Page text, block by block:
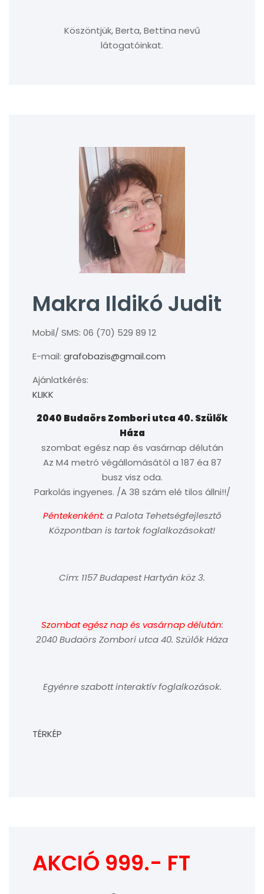
Köszöntjük, Berta, Bettina nevű
látogatóinkat.
Makra Ildikó Judit
Mobil/ SMS: 06 (70) 529 89 12
E-mail: grafobazis@gmail.com
Ajánlatkérés:
KLIKK
2040 Budaörs Zombori utca 40. Szülők
Háza
szombat egész nap és vasárnap délután
Az M4 metró végállomásától a 187 éa 87
busz visz oda.
Parkolás ingyenes. /A 38 szám elé tilos állni!!/
Péntekenként: a Palota Tehetségfejlesztő
Központban is tartok foglalkozásokat!
Cím: 1157 Budapest Hartyán köz 3.
Szombat egész nap és vasárnap délután:
2040 Budaörs Zombori utca 40. Szülők Háza
Egyénre szabott interaktív foglalkozások.
TÉRKÉP
AKCIÓ 999.- FT